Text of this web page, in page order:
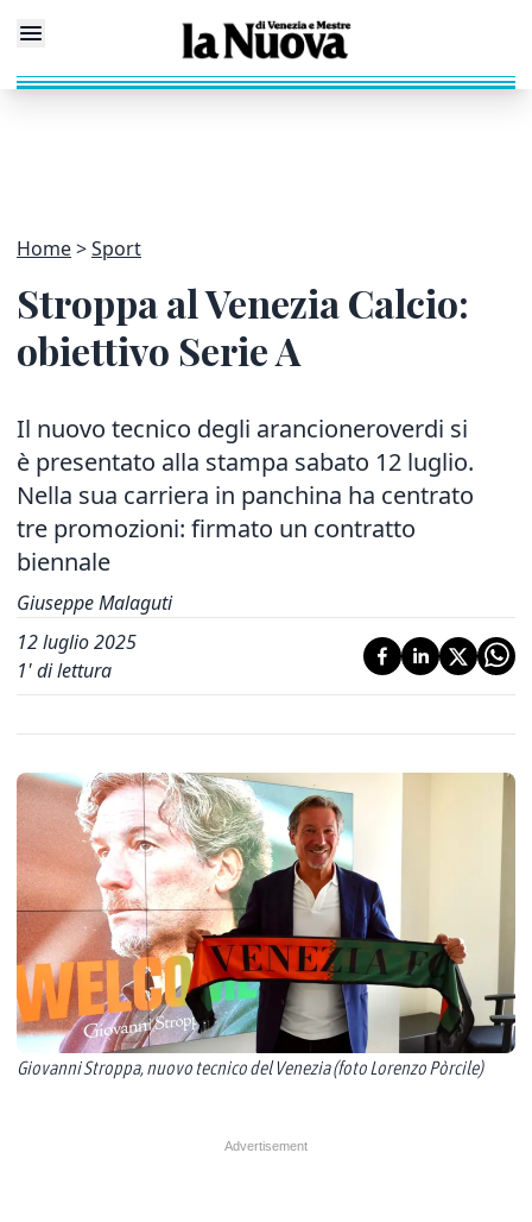
Home Sport
Stroppa al Venezia Calcio:
obiettivo Serie A
Il nuovo tecnico degli arancioneroverdi si
è presentato alla stampa sabato 12 luglio.
Nella sua carriera in panchina ha centrato
tre promozioni: firmato un contratto
biennale
Giuseppe Malaguti
12 luglio 2025
1' di lettura
Giovanni Stroppa, nuovo tecnico del Venezia (foto Lorenzo Pòrcile)